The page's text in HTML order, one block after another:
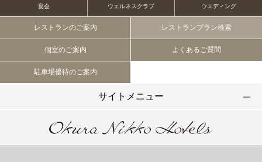
宴会 ウェルネスクラブ ウエディング
レストランのご案内 レストランプラン検索
個室のご案内 よくあるご質問
駐車場優待のご案内
サイトメニュー